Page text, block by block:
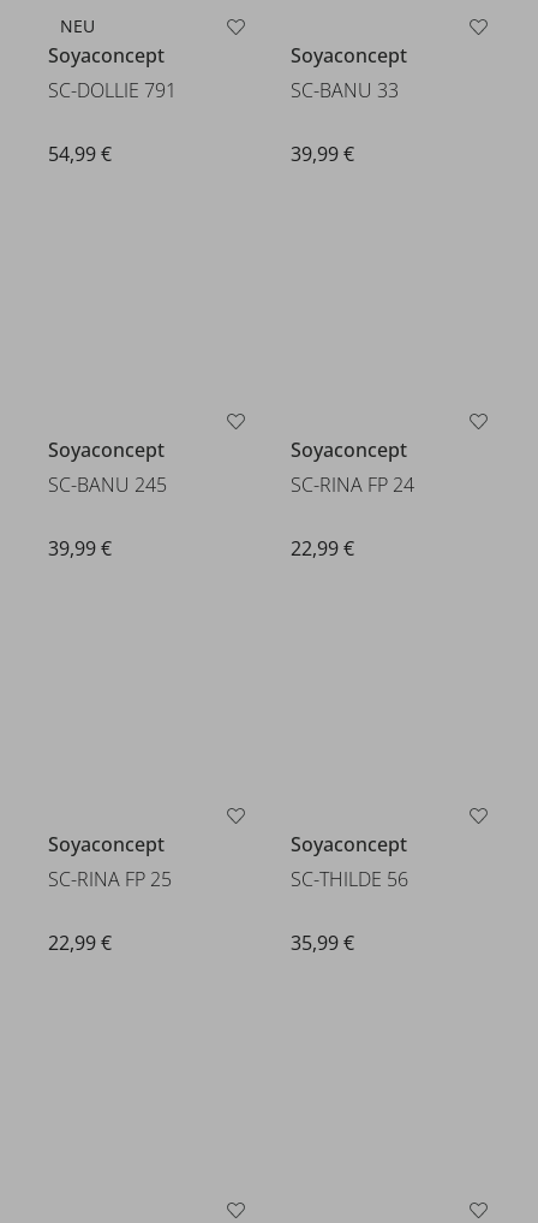
NEU
Soyaconcept
SC-DOLLIE 791
54,99 €
Soyaconcept
SC-BANU 33
39,99 €
Soyaconcept
SC-BANU 245
39,99 €
Soyaconcept
SC-RINA FP 24
22,99 €
Soyaconcept
SC-RINA FP 25
22,99 €
Soyaconcept
SC-THILDE 56
35,99 €